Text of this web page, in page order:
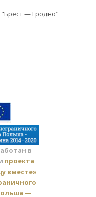
— Гродно"
в
проекта
вместе»
—